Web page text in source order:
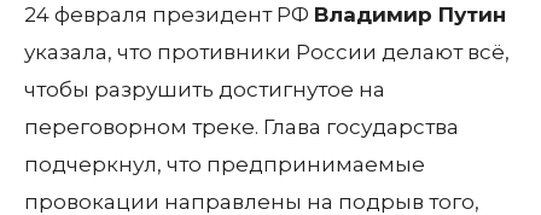
24 февраля президент РФ Владимир Путин
указала, что противники России делают всё,
чтобы разрушить достигнутое на
переговорном треке. Глава государства
подчеркнул, что предпринимаемые
провокации направлены на подрыв того,